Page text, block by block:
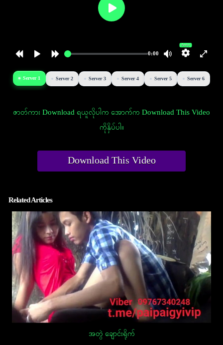
0:00
Auto
Server 1 Server 2 Server 3 Server 4 Server 5 Server 6
ဇာတ်ကား Download ရယူလိုပါက အောက်က Download This Video
ကိုနှိပ်ပါ။
Download This Video
Related Articles
အတွဲ ချောင်းရိုက်